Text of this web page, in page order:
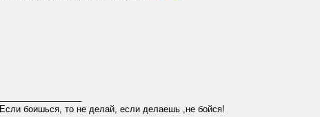
Если боишься, то не делай, если делаешь ,не бойся!